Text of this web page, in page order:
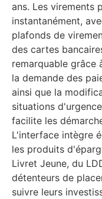
ans. Les virements
instantanément,
plafonds de
des cartes
remarquable grâce
la demande des
ainsi que la
situations
facilite les
L'interface intègre
les produits
Livret Jeune, du
détenteurs de
suivre leurs